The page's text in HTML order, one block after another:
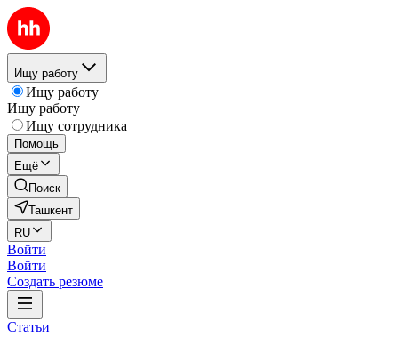
Ищу работу
Ищу работу
Ищу работу
Ищу сотрудника
Помощь
Ещё
Поиск
Ташкент
RU
Войти
Войти
Создать резюме
Статьи